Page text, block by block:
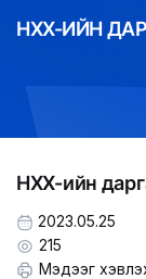
ЗАХИРАМЖ
ИЛ ТОД
НХХ-ИЙН
НХХ-ийн
2023.05.25
215
Мэдээг